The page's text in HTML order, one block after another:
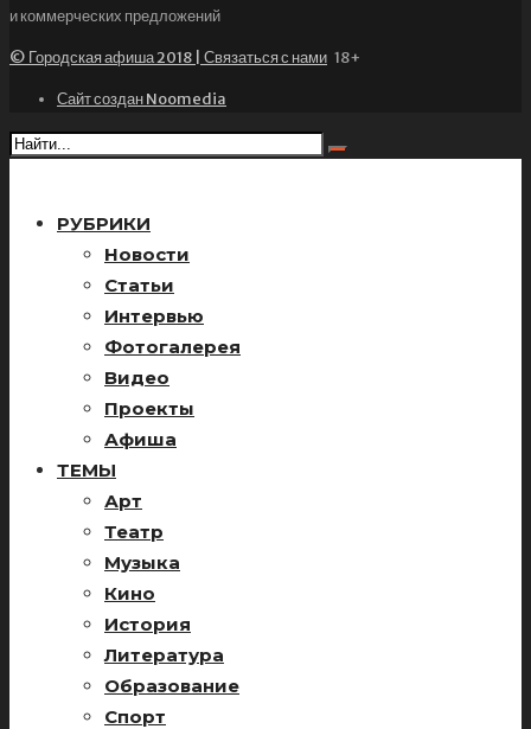
и коммерческих предложений
© Городская афиша 2018 | Связаться с нами 18+
Сайт создан Noomedia
РУБРИКИ
Новости
Статьи
Интервью
Фотогалерея
Видео
Проекты
Афиша
ТЕМЫ
Арт
Театр
Музыка
Кино
История
Литература
Образование
Спорт